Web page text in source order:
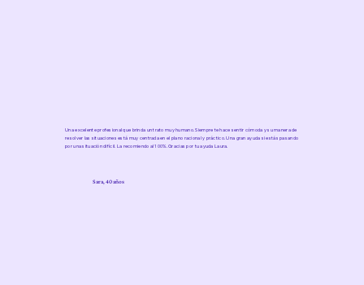
Una excelente profesional que brinda un trato muy humano. Siempre te hace sentir cómoda y su manera de
resolver las situaciones está muy centrada en el plano racional y práctico. Una gran ayuda si estás pasando
por una situación difícil. La recomiendo al 100%. Gracias por tu ayuda Laura.
Sara, 40 años